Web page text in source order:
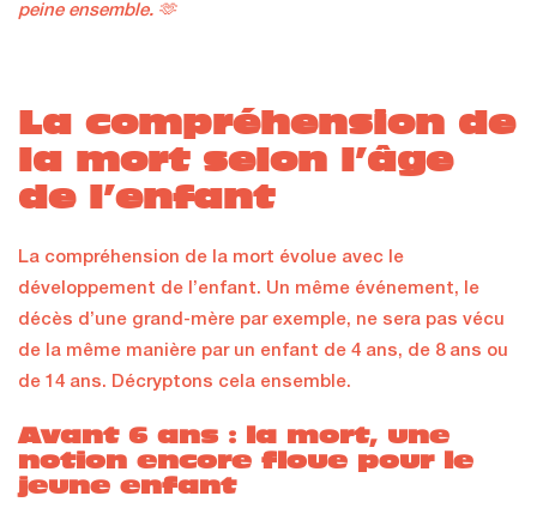
peine ensemble. 🫶
La compréhension de
la mort selon l’âge
de l’enfant
La compréhension de la mort évolue avec le
développement de l’enfant. Un même événement, le
décès d’une grand-mère par exemple, ne sera pas vécu
de la même manière par un enfant de 4 ans, de 8 ans ou
de 14 ans. Décryptons cela ensemble.
Avant 6 ans : la mort, une
notion encore floue pour le
jeune enfant